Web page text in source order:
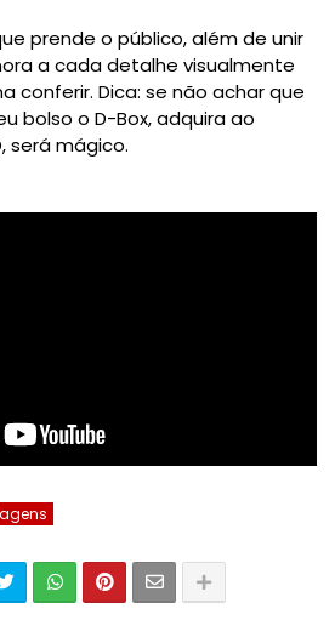
prende o público, além de unir
a cada detalhe visualmente
conferir. Dica: se não achar que
bolso o D-Box, adquira ao
será mágico.